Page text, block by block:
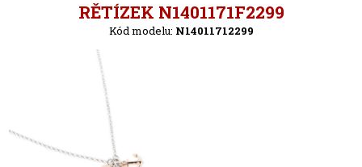
RĚTÍZEK N1401171F2299
Kód modelu: N14011712299